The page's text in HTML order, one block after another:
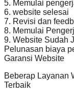
5. Memulai
6. website selesai
7. Revisi dan
8. Memulai
9. Website Sudah
Pelunasan biaya
Garansi Website
Beberap Layanan
Terbaik